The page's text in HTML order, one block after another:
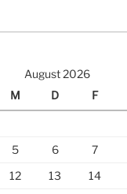
August 2026
M D F
5 6 7
12 13 14